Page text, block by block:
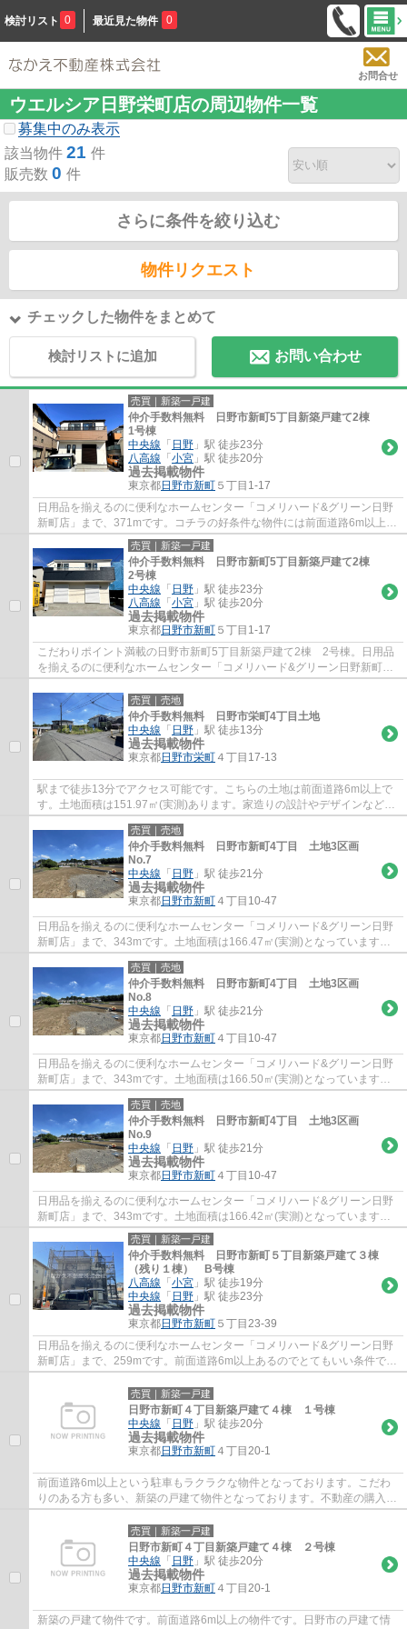
検討リスト 0 最近見た物件 0
お問合せ
ウエルシア日野栄町店の周辺物件一覧
募集中のみ表示
該当物件 21 件
販売数 0 件
さらに条件を絞り込む
物件リクエスト
チェックした物件をまとめて
検討リストに追加 お問い合わせ
売買｜新築一戸建
仲介手数料無料 日野市新町5丁目新築戸建て2棟
1号棟
中央線 「 日野 」駅 徒歩23分
八高線 「 小宮 」駅 徒歩20分
過去掲載物件
東京都日野市新町 ５丁目1-17
日用品を揃えるのに便利なホームセンター「コメリハード&グリーン日野
新町店」まで、371mです。コチラの好条件な物件には前面道路6m以上と
いう仕様も付いてきます。内外装共に綺麗...
売買｜新築一戸建
仲介手数料無料 日野市新町5丁目新築戸建て2棟
2号棟
中央線 「 日野 」駅 徒歩23分
八高線 「 小宮 」駅 徒歩20分
過去掲載物件
東京都日野市新町 ５丁目1-17
こだわりポイント満載の日野市新町5丁目新築戸建て2棟 2号棟。日用品
を揃えるのに便利なホームセンター「コメリハード&グリーン日野新町
店」まで、371mです。利便性良好な前面道...
売買｜売地
仲介手数料無料 日野市栄町4丁目土地
中央線 「 日野 」駅 徒歩13分
過去掲載物件
東京都日野市栄町 ４丁目17-13
駅まで徒歩13分でアクセス可能です。こちらの土地は前面道路6m以上で
す。土地面積は151.97㎡(実測)あります。家造りの設計やデザインなど自
由にこだわることができる建築条件なしの土...
売買｜売地
仲介手数料無料 日野市新町4丁目 土地3区画
No.7
中央線 「 日野 」駅 徒歩21分
過去掲載物件
東京都日野市新町 ４丁目10-47
日用品を揃えるのに便利なホームセンター「コメリハード&グリーン日野
新町店」まで、343mです。土地面積は166.47㎡(実測)となっています。
前面道路6m以上あるのでとてもいい条件で...
売買｜売地
仲介手数料無料 日野市新町4丁目 土地3区画
No.8
中央線 「 日野 」駅 徒歩21分
過去掲載物件
東京都日野市新町 ４丁目10-47
日用品を揃えるのに便利なホームセンター「コメリハード&グリーン日野
新町店」まで、343mです。土地面積は166.50㎡(実測)となっています。
前面道路6m以上あるのでとてもいい条件で...
売買｜売地
仲介手数料無料 日野市新町4丁目 土地3区画
No.9
中央線 「 日野 」駅 徒歩21分
過去掲載物件
東京都日野市新町 ４丁目10-47
日用品を揃えるのに便利なホームセンター「コメリハード&グリーン日野
新町店」まで、343mです。土地面積は166.42㎡(実測)となっています。
前面道路6m以上あるのでとてもいい条件で...
売買｜新築一戸建
仲介手数料無料 日野市新町５丁目新築戸建て３棟
（残り１棟） B号棟
八高線 「 小宮 」駅 徒歩19分
中央線 「 日野 」駅 徒歩23分
過去掲載物件
東京都日野市新町 ５丁目23-39
日用品を揃えるのに便利なホームセンター「コメリハード&グリーン日野
新町店」まで、259mです。前面道路6m以上あるのでとてもいい条件で
す。内外装共に綺麗な新築戸建ての物件はい...
売買｜新築一戸建
日野市新町４丁目新築戸建て４棟 １号棟
中央線 「 日野 」駅 徒歩20分
過去掲載物件
東京都日野市新町 ４丁目20-1
前面道路6m以上という駐車もラクラクな物件となっております。こだわ
りのある方も多い、新築の戸建て物件となっております。不動産の購入
は、人生の中でも大きなお買い物です。当社ス...
売買｜新築一戸建
日野市新町４丁目新築戸建て４棟 ２号棟
中央線 「 日野 」駅 徒歩20分
過去掲載物件
東京都日野市新町 ４丁目20-1
新築の戸建て物件です。前面道路6m以上の物件です。日野市の戸建て情